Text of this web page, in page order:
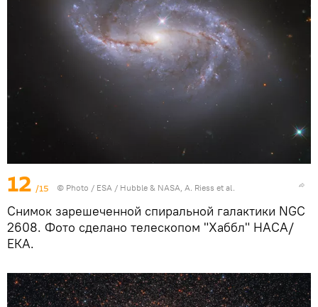
12 /15 © Photo / ESA / Hubble & NASA, A. Riess et al.
Снимок зарешеченной спиральной галактики NGC
2608. Фото сделано телескопом "Хаббл" НАСА/
ЕКА.